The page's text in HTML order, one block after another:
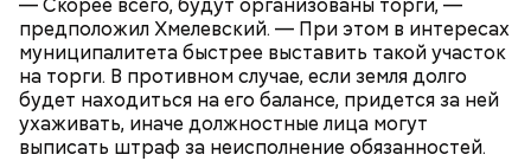
— Скорее всего, будут организованы торги, —
предположил Хмелевский. — При этом в интересах
муниципалитета быстрее выставить такой участок
на торги. В противном случае, если земля долго
будет находиться на его балансе, придется за ней
ухаживать, иначе должностные лица могут
выписать штраф за неисполнение обязанностей.
Ингредиенты: